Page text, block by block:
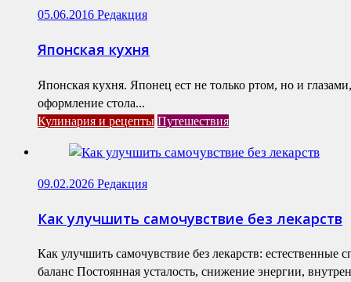
05.06.2016 Редакция
Японская кухня
Японская кухня. Японец ест не только ртом, но и
оформление стола...
Кулинария и рецепты Путешествия
09.02.2026 Редакция
Как улучшить самочувствие без лекарств
Как улучшить самочувствие без лекарств: естественные
баланс Постоянная усталость, снижение энергии,